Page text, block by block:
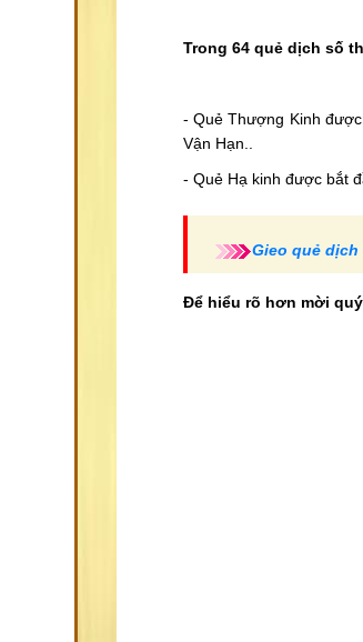
Trong 64 quẻ dịch số
- Quẻ Thượng Kinh
Vận Hạn..
- Quẻ Hạ kinh được bắt
Gieo quẻ dịch
Để hiểu rõ hơn mời